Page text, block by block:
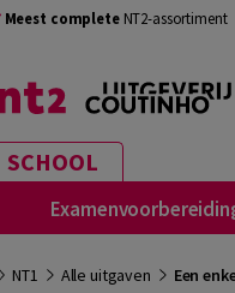
Meest completeNT2-assortiment
SCHOOL
NT1 Alle uitgaven Een